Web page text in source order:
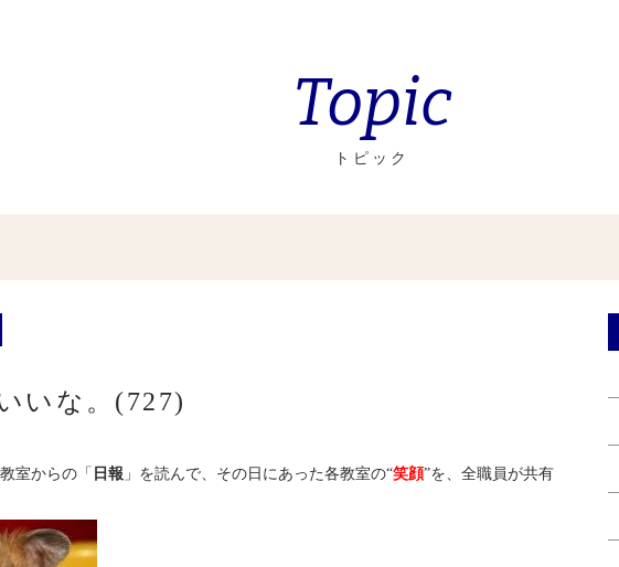
Topic
トピック
いな。(727)
室からの「 日報 」を読んで、その日にあった各教室の“笑顔”を、全職員が共有